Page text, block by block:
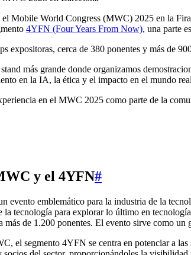
el Mobile World Congress (MWC) 2025 en la
4YFN (Four Years From Now), una parte
expositoras, cerca de 380 ponentes y más de
más grande donde organizamos
en la IA, la ética y el impacto en el mundo
en el MWC 2025 como parte de la
y el 4YFN#
evento emblemático para la industria de la
la tecnología para explorar lo último en
más de 1.200 ponentes. El evento sirve como
el segmento 4YFN se centra en potenciar a